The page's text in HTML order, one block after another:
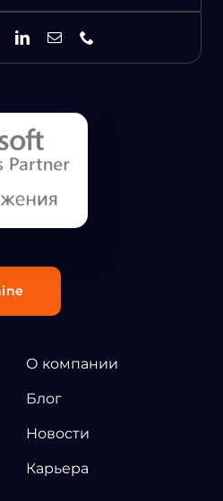
О компании
Блог
Новости
Карьера